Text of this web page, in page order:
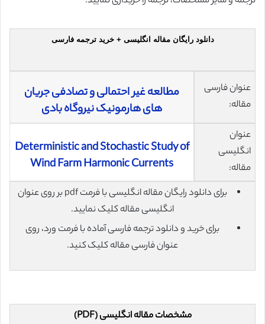
دانلود رایگان مقاله انگلیسی + خرید ترجمه فارسی
عنوان فارسی
مقاله:
مطالعه غیر احتمالی و تصادفی جریان
های هارمونیک نیروگاه بادی
عنوان
انگلیسی
مقاله:
Deterministic and Stochastic Study of
Wind Farm Harmonic Currents
برای دانلود رایگان مقاله انگلیسی با فرمت pdf بر روی عنوان
انگلیسی مقاله کلیک نمایید.
برای خرید و دانلود ترجمه فارسی آماده با فرمت ورد، روی
عنوان فارسی مقاله کلیک کنید.
مشخصات مقاله انگلیسی (PDF)